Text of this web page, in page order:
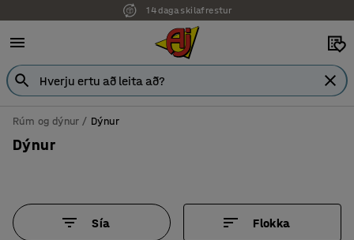
14 daga skilafrestur
Rúm og dýnur Dýnur
Dýnur
Sía Flokka